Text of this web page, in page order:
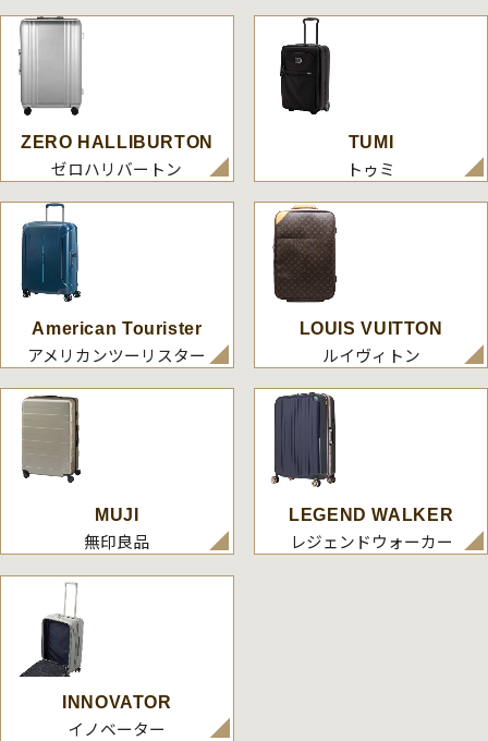
ZERO HALLIBURTON
ゼロハリバートン
TUMI
トゥミ
American Tourister
アメリカンツーリスター
LOUIS VUITTON
ルイヴィトン
MUJI
無印良品
LEGEND WALKER
レジェンドウォーカー
INNOVATOR
イノベーター